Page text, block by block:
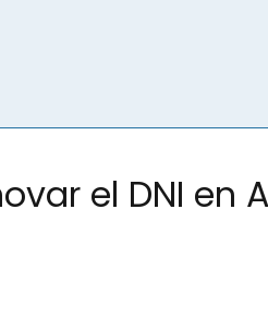
el DNI en